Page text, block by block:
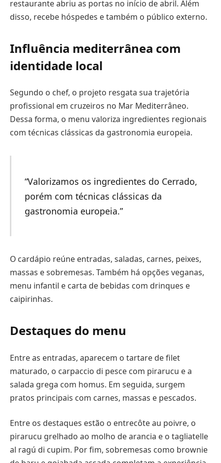
restaurante abriu as portas no início de abril. Além
disso, recebe hóspedes e também o público externo.
Influência mediterrânea com
identidade local
Segundo o chef, o projeto resgata sua trajetória
profissional em cruzeiros no Mar Mediterrâneo.
Dessa forma, o menu valoriza ingredientes regionais
com técnicas clássicas da gastronomia europeia.
“Valorizamos os ingredientes do Cerrado,
porém com técnicas clássicas da
gastronomia europeia.”
O cardápio reúne entradas, saladas, carnes, peixes,
massas e sobremesas. Também há opções veganas,
menu infantil e carta de bebidas com drinques e
caipirinhas.
Destaques do menu
Entre as entradas, aparecem o tartare de filet
maturado, o carpaccio di pesce com pirarucu e a
salada grega com homus. Em seguida, surgem
pratos principais com carnes, massas e pescados.
Entre os destaques estão o entrecôte au poivre, o
pirarucu grelhado ao molho de arancia e o tagliatelle
al ragú di cupim. Por fim, sobremesas como brownie